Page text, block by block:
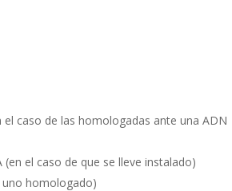
caso de las homologadas ante una ADN
el caso de que se lleve instalado)
uno homologado)